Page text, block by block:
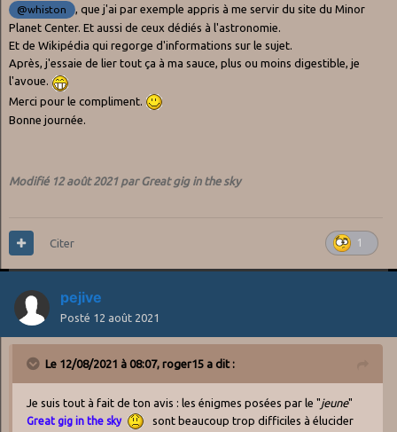
@whiston
, que j'ai par exemple appris à me servir du site du Minor
Planet Center. Et aussi de ceux dédiés à l'astronomie.
Et de Wikipédia qui regorge d'informations sur le sujet.
Après, j'essaie de lier tout ça à ma sauce, plus ou moins digestible, je
l'avoue.
Merci pour le compliment.
Bonne journée.
Modifié 12 août 2021par Great gig in the sky
1
Citer
pejive
Posté 12 août 2021
Le 12/08/2021 à 08:07, roger15 a dit :
Je suis tout à fait de ton avis : les énigmes posées par le "jeune"
Great gig in the sky
sont beaucoup trop difficiles à élucider